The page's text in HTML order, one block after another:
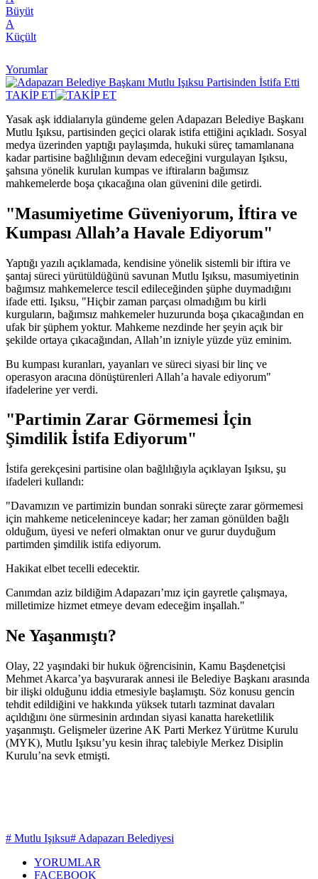
Büyüt
A
Küçült
Yorumlar
TAKİP ET
Yasak aşk iddialarıyla gündeme gelen Adapazarı Belediye Başkanı
Mutlu Işıksu, partisinden geçici olarak istifa ettiğini açıkladı. Sosyal
medya üzerinden yaptığı paylaşımda, hukuki süreç tamamlanana
kadar partisine bağlılığının devam edeceğini vurgulayan Işıksu,
şahsına yönelik kurulan kumpas ve iftiraların bağımsız
mahkemelerde boşa çıkacağına olan güvenini dile getirdi.
"Masumiyetime Güveniyorum, İftira ve
Kumpası Allah’a Havale Ediyorum"
Yaptığı yazılı açıklamada, kendisine yönelik sistemli bir iftira ve
şantaj süreci yürütüldüğünü savunan Mutlu Işıksu, masumiyetinin
bağımsız mahkemelerce tescil edileceğinden şüphe duymadığını
ifade etti. Işıksu, "Hiçbir zaman parçası olmadığım bu kirli
kurguların, bağımsız mahkemeler huzurunda boşa çıkacağından en
ufak bir şüphem yoktur. Mahkeme nezdinde her şeyin açık bir
şekilde ortaya çıkacağından, Allah’ın izniyle yüzde yüz eminim.
Bu kumpası kuranları, yayanları ve süreci siyasi bir linç ve
operasyon aracına dönüştürenleri Allah’a havale ediyorum"
ifadelerine yer verdi.
"Partimin Zarar Görmemesi İçin
Şimdilik İstifa Ediyorum"
İstifa gerekçesini partisine olan bağlılığıyla açıklayan Işıksu, şu
ifadeleri kullandı:
"Davamızın ve partimizin bundan sonraki süreçte zarar görmemesi
için mahkeme neticeleninceye kadar; her zaman gönülden bağlı
olduğum, üyesi ve neferi olmaktan onur ve gurur duyduğum
partimden şimdilik istifa ediyorum.
Hakikat elbet tecelli edecektir.
Canımdan aziz bildiğim Adapazarı’mız için gayretle çalışmaya,
milletimize hizmet etmeye devam edeceğim inşallah."
Ne Yaşanmıştı?
Olay, 22 yaşındaki bir hukuk öğrencisinin, Kamu Başdenetçisi
Mehmet Akarca’ya başvurarak annesi ile Belediye Başkanı arasında
bir ilişki olduğunu iddia etmesiyle başlamıştı. Söz konusu gencin
tehdit edildiğini ve hakkında yüksek tutarlı tazminat davaları
açıldığını öne sürmesinin ardından siyasi kanatta hareketlilik
yaşanmıştı. Gelişmeler üzerine AK Parti Merkez Yürütme Kurulu
(MYK), Mutlu Işıksu’yu kesin ihraç talebiyle Merkez Disiplin
Kurulu’na sevk etmişti.
# Mutlu Işıksu# Adapazarı Belediyesi
YORUMLAR
FACEBOOK